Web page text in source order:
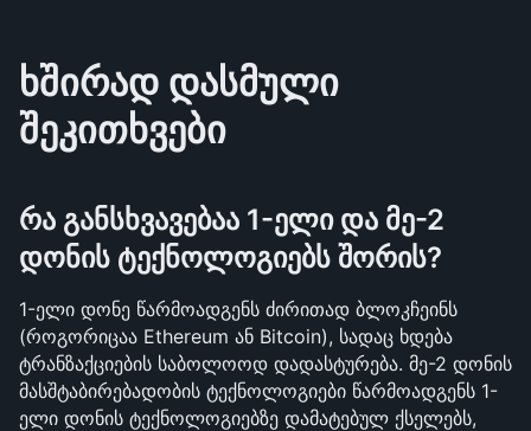
ხშირად დასმული
შეკითხვები
რა განსხვავებაა 1-ელი და მე-2
დონის ტექნოლოგიებს შორის?
1-ელი დონე წარმოადგენს ძირითად ბლოკჩეინს
(როგორიცაა Ethereum ან Bitcoin), სადაც ხდება
ტრანზაქციების საბოლოოდ დადასტურება. მე-2 დონის
მასშტაბირებადობის ტექნოლოგიები წარმოადგენს 1-
ელი დონის ტექნოლოგიებზე დამატებულ ქსელებს,